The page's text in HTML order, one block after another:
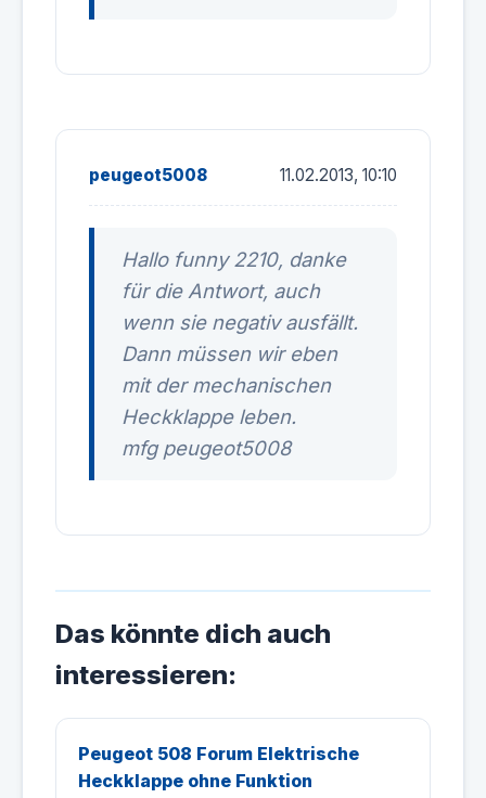
peugeot5008 11.02.2013, 10:10
Hallo funny 2210, danke
für die Antwort, auch
wenn sie negativ ausfällt.
Dann müssen wir eben
mit der mechanischen
Heckklappe leben.
mfg peugeot5008
Das könnte dich auch
interessieren:
Peugeot 508 Forum Elektrische
Heckklappe ohne Funktion